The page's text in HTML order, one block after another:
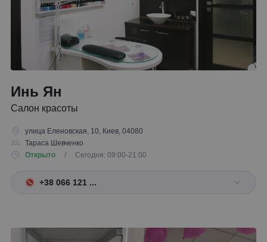
Инь Ян
Салон красоты
улица Еленовская, 10, Киев, 04080
Тараса Шевченко
Открыто
/ Сегодня: 09:00-21:00
+38 066 121 ...